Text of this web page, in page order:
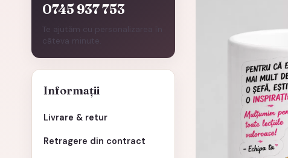
0745 937 753
Te ajutăm cu personalizarea în
câteva minute.
Informații
Livrare & retur
Retragere din contract